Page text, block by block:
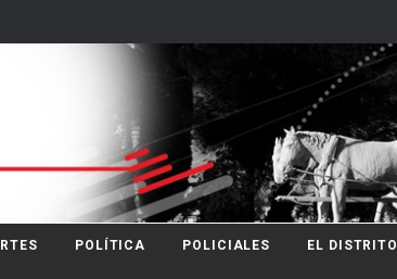
POLÍTICA POLICIALES EL DISTRITO